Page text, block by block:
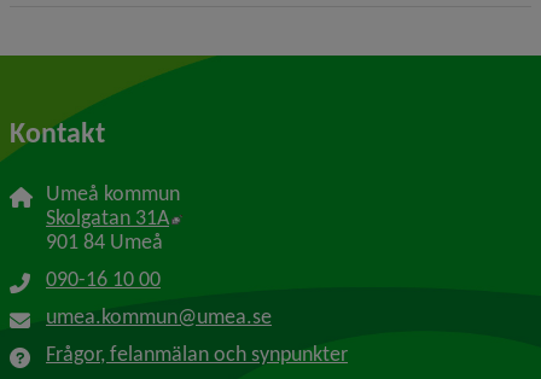
Kontakt
Umeå kommun
Skolgatan 31A Länk till annan webbplats, öppnas i nytt
901 84 Umeå
090-16 10 00
umea.kommun@umea.se
Frågor, felanmälan och synpunkter